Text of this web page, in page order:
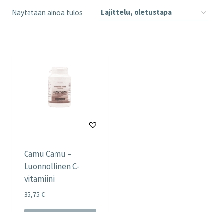
Näytetään ainoa tulos
Camu Camu –
Luonnollinen C-
vitamiini
35,75 €